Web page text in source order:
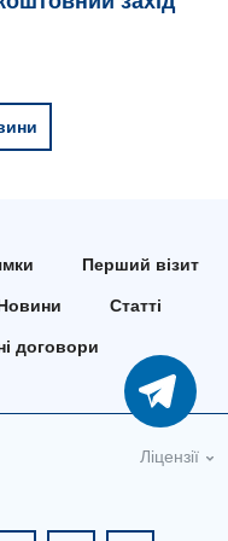
Перший візит
Статті
договори
Ліцензії